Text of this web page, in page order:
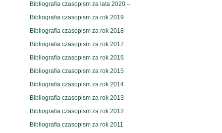
Bibliografia czasopism za lata 2020 –
Bibliografia czasopism za rok 2019
Bibliografia czasopism za rok 2018
Bibliografia czasopism za rok 2017
Bibliografia czasopism za rok 2016
Bibliografia czasopism za rok 2015
Bibliografia czasopism za rok 2014
Bibliografia czasopism za rok 2013
Bibliografia czasopism za rok 2012
Bibliografia czasopism za rok 2011